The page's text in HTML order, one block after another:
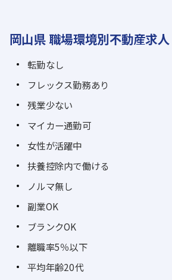
岡山県 職場環境別不動産求人
転勤なし
フレックス勤務あり
残業少ない
マイカー通勤可
女性が活躍中
扶養控除内で働ける
ノルマ無し
副業OK
ブランクOK
離職率5％以下
平均年齢20代